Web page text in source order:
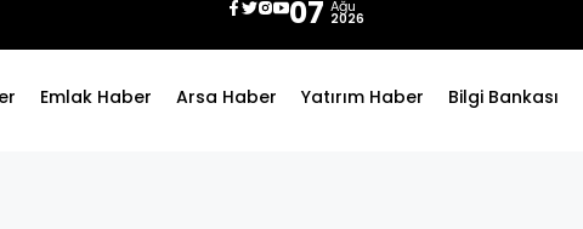
07 Ağu
2026
Emlak Haber Arsa Haber Yatırım Haber Bilgi Bankası